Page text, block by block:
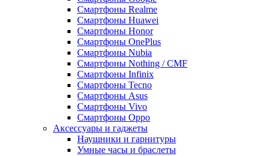
Смартфоны Realme
Смартфоны Huawei
Смартфоны Honor
Смартфоны OnePlus
Смартфоны Nubia
Смартфоны Nothing / CMF
Смартфоны Infinix
Смартфоны Tecno
Смартфоны Asus
Смартфоны Vivo
Смартфоны Oppo
Аксессуары и гаджеты
Наушники и гарнитуры
Умные часы и браслеты